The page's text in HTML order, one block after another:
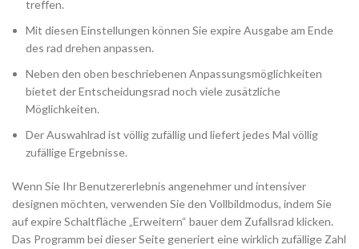
treffen.
Mit diesen Einstellungen können Sie expire Ausgabe am Ende
des rad drehen anpassen.
Neben den oben beschriebenen Anpassungsmöglichkeiten
bietet der Entscheidungsrad noch viele zusätzliche
Möglichkeiten.
Der Auswahlrad ist völlig zufällig und liefert jedes Mal völlig
zufällige Ergebnisse.
Wenn Sie Ihr Benutzererlebnis angenehmer und intensiver
designen möchten, verwenden Sie den Vollbildmodus, indem Sie
auf expire Schaltfläche „Erweitern“ bauer dem Zufallsrad klicken.
Das Programm bei dieser Seite generiert eine wirklich zufällige Zahl